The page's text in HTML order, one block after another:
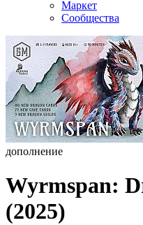
Маркет
Сообщества
дополнение
Wyrmspan:
(2025)